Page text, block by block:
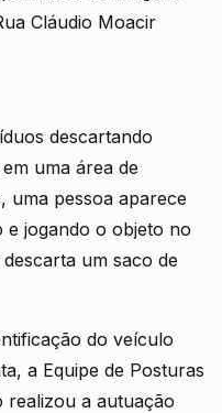
Cláudio Moacir
descartando
uma área de
uma pessoa aparece
jogando o objeto no
um saco de
do veículo
a Equipe de Posturas
realizou a autuação